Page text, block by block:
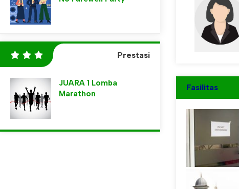
LIHAT PROFIL
Fasilitas
Prestasi
JUARA 1 Lomba
Marathon